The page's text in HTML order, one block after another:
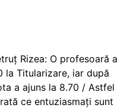
Rizea: O profesoară a
la Titularizare, iar după
a ajuns la 8.70 / Astfel
ce entuziasmați sunt